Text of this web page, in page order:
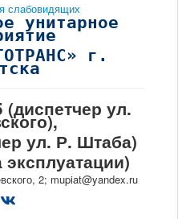
слабовидящих
унитарное
г.
(диспетчер ул.
ул. Р. Штаба)
2; mupiat@yandex.ru